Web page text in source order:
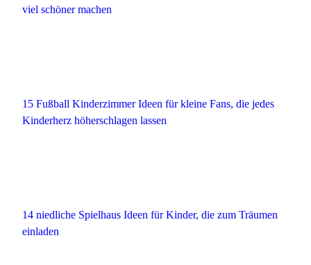
viel schöner machen
15 Fußball Kinderzimmer Ideen für kleine Fans, die jedes
Kinderherz höherschlagen lassen
14 niedliche Spielhaus Ideen für Kinder, die zum Träumen
einladen